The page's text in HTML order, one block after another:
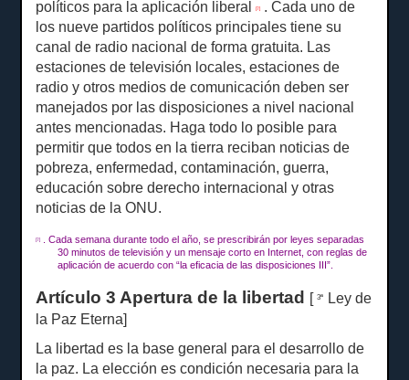
políticos para la aplicación liberal[7] .Cada uno de
los nueve partidos políticos principales tiene su
canal de radio nacional de forma gratuita. Las
estaciones de televisión locales, estaciones de
radio y otros medios de comunicación deben ser
manejados por las disposiciones a nivel nacional
antes mencionadas. Haga todo lo posible para
permitir que todos en la tierra reciban noticias de
pobreza, enfermedad, contaminación, guerra,
educación sobre derecho internacional y otras
noticias de la ONU.
[7] .Cada semana durante todo el año, se prescribirán por leyes separadas
30 minutos de televisión y un mensaje corto en Internet, con reglas de
aplicación de acuerdo con “la eficacia de las disposiciones III”.
Artículo 3 Apertura de la libertad [3ª
Ley de
la Paz Eterna]
La libertad es la base general para el desarrollo de
la paz. La elección es condición necesaria para la